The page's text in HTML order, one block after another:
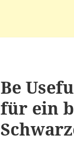
Be
für ein